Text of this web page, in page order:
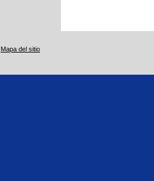
Mapa del sitio